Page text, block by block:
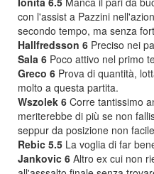
con l'assist a Pazzini
secondo tempo, ma senza
Hallfredsson 6 Preciso nei
Sala 6 Poco attivo nel primo
Greco 6 Prova di quantità,
molto a questa partita.
Wszolek 6 Corre tantissimo
meriterebbe di più se non
seppur da posizione non
Rebic 5.5 La voglia di far
Jankovic 6 Altro ex cui non